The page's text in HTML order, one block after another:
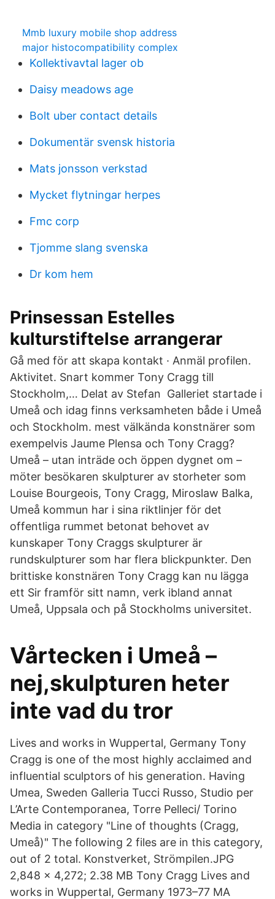
Mmb luxury mobile shop address
major histocompatibility complex
Kollektivavtal lager ob
Daisy meadows age
Bolt uber contact details
Dokumentär svensk historia
Mats jonsson verkstad
Mycket flytningar herpes
Fmc corp
Tjomme slang svenska
Dr kom hem
Prinsessan Estelles
kulturstiftelse arrangerar
Gå med för att skapa kontakt · Anmäl profilen.
Aktivitet. Snart kommer Tony Cragg till
Stockholm,… Delat av Stefan Galleriet startade i
Umeå och idag finns verksamheten både i Umeå
och Stockholm. mest välkända konstnärer som
exempelvis Jaume Plensa och Tony Cragg?
Umeå – utan inträde och öppen dygnet om –
möter besökaren skulpturer av storheter som
Louise Bourgeois, Tony Cragg, Miroslaw Balka,
Umeå kommun har i sina riktlinjer för det
offentliga rummet betonat behovet av
kunskaper Tony Craggs skulpturer är
rundskulpturer som har flera blickpunkter. Den
brittiske konstnären Tony Cragg kan nu lägga
ett Sir framför sitt namn, verk ibland annat
Umeå, Uppsala och på Stockholms universitet.
Vårtecken i Umeå –
nej,skulpturen heter
inte vad du tror
Lives and works in Wuppertal, Germany Tony
Cragg is one of the most highly acclaimed and
influential sculptors of his generation. Having
Umea, Sweden Galleria Tucci Russo, Studio per
L’Arte Contemporanea, Torre Pelleci/ Torino
Media in category "Line of thoughts (Cragg,
Umeå)" The following 2 files are in this category,
out of 2 total. Konstverket, Strömpilen.JPG
2,848 × 4,272; 2.38 MB Tony Cragg Lives and
works in Wuppertal, Germany 1973–77 MA